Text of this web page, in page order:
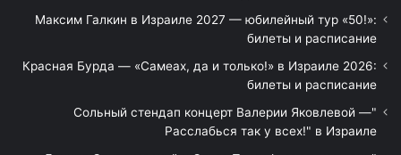
Максим Галкин в Израиле 2027 — юбилейный тур «50!»:
билеты и расписание
Красная Бурда — «Самеах, да и только!» в Израиле 2026:
билеты и расписание
"Сольный стендап концерт Валерии Яковлевой —
Расслабься так у всех!" в Израиле